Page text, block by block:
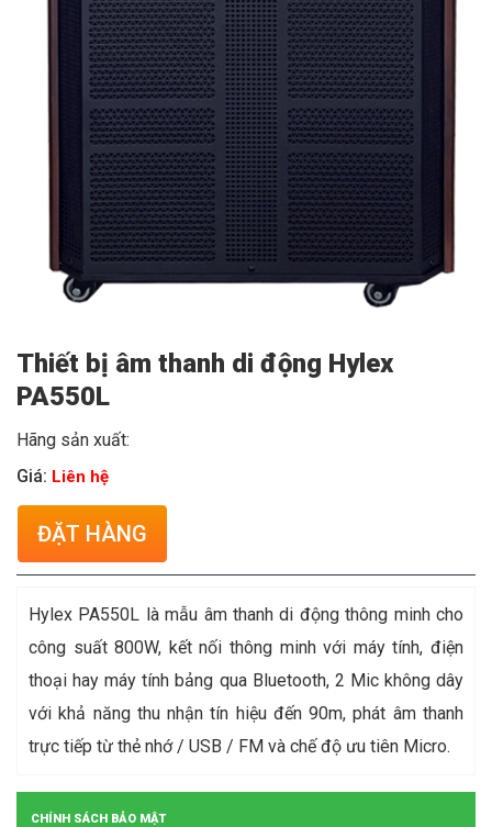
Thiết bị âm thanh di động Hylex
PA550L
Hãng sản xuất:
Giá: Liên hệ
ĐẶT HÀNG
Hylex PA550L là mẫu âm thanh di động thông minh cho
công suất 800W, kết nối thông minh với máy tính, điện
thoại hay máy tính bảng qua Bluetooth, 2 Mic không dây
với khả năng thu nhận tín hiệu đến 90m, phát âm thanh
trực tiếp từ thẻ nhớ / USB / FM và chế độ ưu tiên Micro.
CHÍNH SÁCH BẢO MẬT